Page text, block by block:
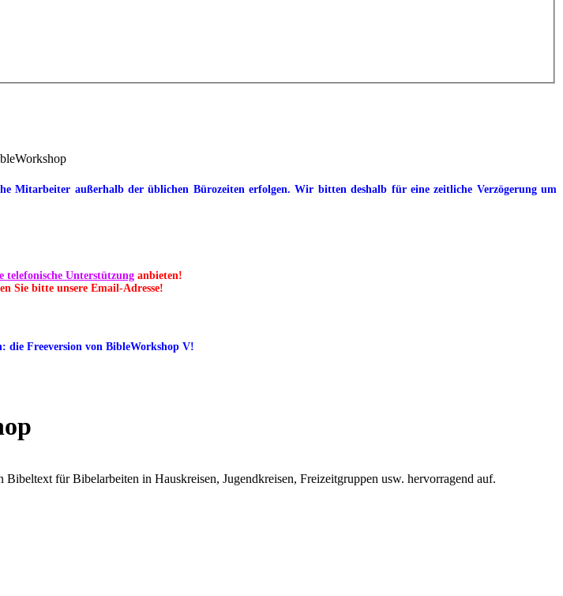
Mitarbeiter außerhalb der üblichen Bürozeiten erfolgen. Wir bitten deshalb für eine zeitliche Verzögerung um
telefonische Unterstützung anbieten!
Sie bitte unsere Email-Adresse!
die Freeversion von BibleWorkshop V!
für Bibelarbeiten in Hauskreisen, Jugendkreisen, Freizeitgruppen usw. hervorragend auf.